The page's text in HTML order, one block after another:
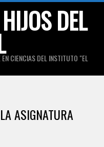
DEL
CIENCIAS DEL INSTITUTO "EL
ASIGNATURA